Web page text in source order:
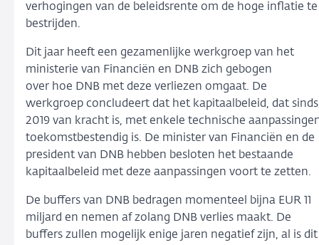
verhogingen van de beleidsrente om de hoge inflatie te
bestrijden.
Dit jaar heeft een gezamenlijke werkgroep van het
ministerie van Financiën en DNB zich gebogen
over hoe DNB met deze verliezen omgaat. De
werkgroep concludeert dat het kapitaalbeleid, dat sinds
2019 van kracht is, met enkele technische
toekomstbestendig is. De minister van Financiën en de
president van DNB hebben besloten het bestaande
kapitaalbeleid met deze aanpassingen voort te zetten.
De buffers van DNB bedragen momenteel bijna EUR 11
miljard en nemen af zolang DNB verlies maakt. De
buffers zullen mogelijk enige jaren negatief zijn, al is dit